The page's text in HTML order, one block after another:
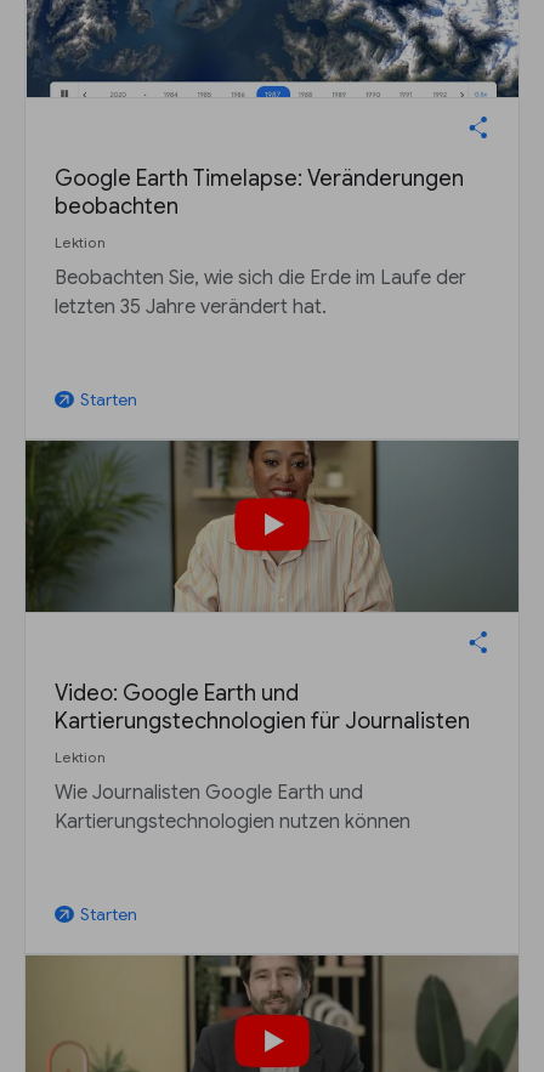
Google Earth Timelapse: Veränderungen
beobachten
Lektion
Beobachten Sie, wie sich die Erde im Laufe der
letzten 35 Jahre verändert hat.
arrow_outward Starten
Video: Google Earth und
Kartierungstechnologien für Journalisten
Lektion
Wie Journalisten Google Earth und
Kartierungstechnologien nutzen können
arrow_outward Starten